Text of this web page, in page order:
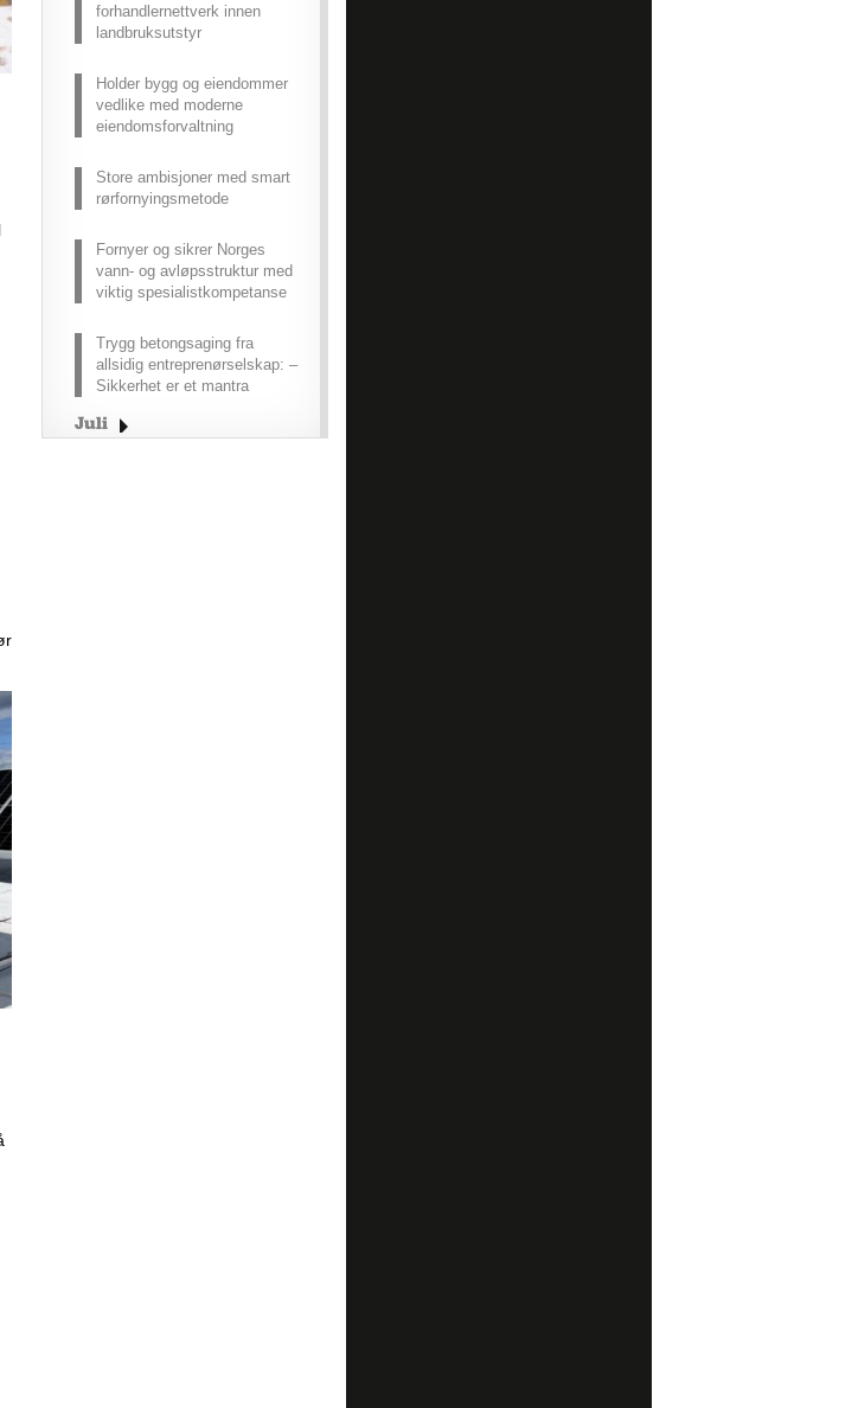
forhandlernettverk innen
landbruksutstyr
Holder bygg og eiendommer
vedlike med moderne
eiendomsforvaltning
Store ambisjoner med smart
rørfornyingsmetode
Fornyer og sikrer Norges
vann- og avløpsstruktur med
viktig spesialistkompetanse
Trygg betongsaging fra
allsidig entreprenørselskap: –
Sikkerhet er et mantra
Juli